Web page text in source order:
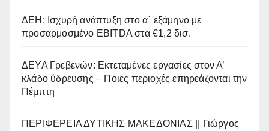
ΔΕΗ: Ισχυρή ανάπτυξη στο α΄ εξάμηνο με
προσαρμοσμένο EBITDA στα €1,2 δισ.
ΔΕΥΑ Γρεβενών: Εκτεταμένες εργασίες στον Α’
κλάδο ύδρευσης – Ποιες περιοχές επηρεάζονται την
Πέμπτη
ΠΕΡΙΦΕΡΕΙΑ ΔΥΤΙΚΗΣ ΜΑΚΕΔΟΝΙΑΣ || Γιώργος